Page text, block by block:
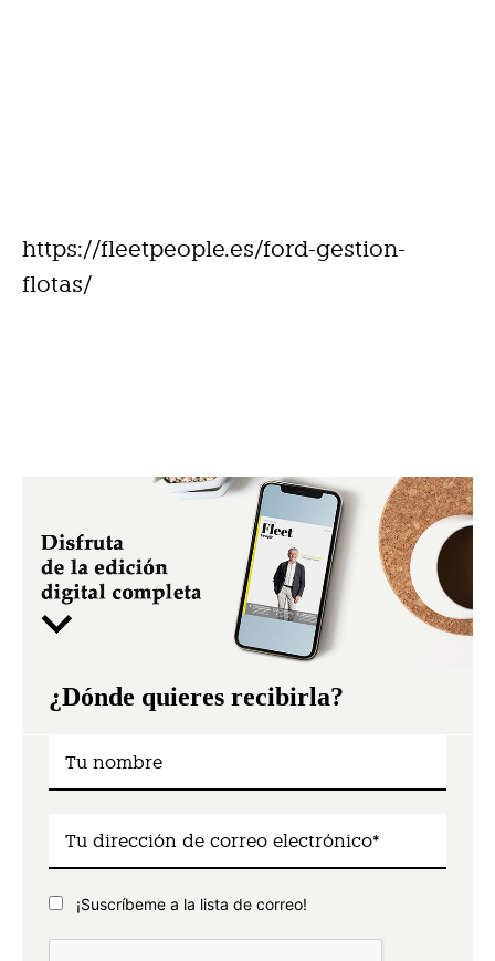
https://fleetpeople.es/ford-gestion-
flotas/
¿Dónde quieres recibirla?
¡Suscríbeme a la lista de correo!